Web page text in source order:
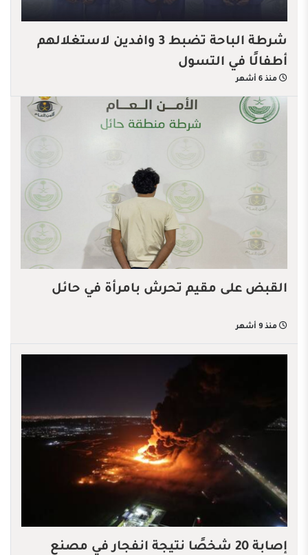
شرطة الباحة تضبط 3 وافدين لاستغلالهم
أطفالًا في التسول
منذ 6 أشهر
القبض على مقيم تحرش بامرأة في حائل
منذ 9 أشهر
إصابة 20 شخصًا نتيجة انفجار في مصنع